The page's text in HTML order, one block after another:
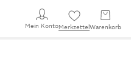
Mein KontoMerkzettel Warenkorb